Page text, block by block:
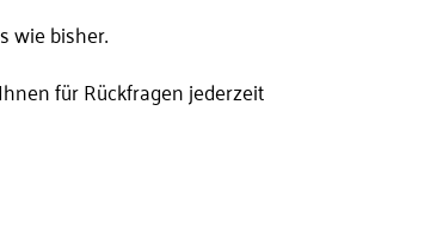
wie bisher.
für Rückfragen jederzeit